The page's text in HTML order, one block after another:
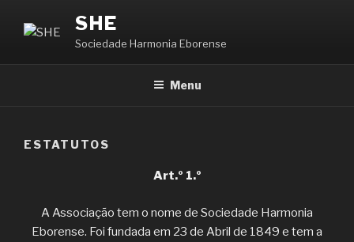
conteúdo
SHE
Sociedade Harmonia Eborense
Menu
ESTATUTOS
Art.º 1.º
A Associação tem o nome de Sociedade Harmonia
Eborense. Foi fundada em 23 de Abril de 1849 e tem a